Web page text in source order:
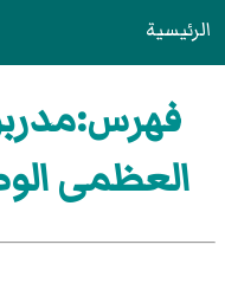
الرئيسية
العظمى